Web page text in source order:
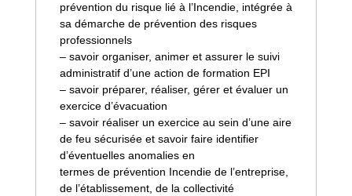
prévention du risque lié à l’Incendie, intégrée à
sa démarche de prévention des risques
professionnels
– savoir organiser, animer et assurer le suivi
administratif d’une action de formation EPI
– savoir préparer, réaliser, gérer et évaluer un
exercice d’évacuation
– savoir réaliser un exercice au sein d’une aire
de feu sécurisée et savoir faire identifier
d’éventuelles anomalies en
termes de prévention Incendie de l’entreprise,
de l’établissement, de la collectivité